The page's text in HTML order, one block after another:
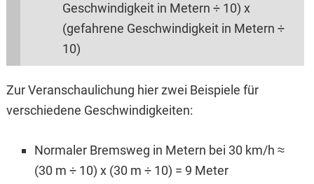
Geschwindigkeit in Metern ÷ 10) x
(gefahrene Geschwindigkeit in Metern ÷
10)
Zur Veranschaulichung hier zwei Beispiele für
verschiedene Geschwindigkeiten:
Normaler Bremsweg in Metern bei 30 km/h ≈
(30 m ÷ 10) x (30 m ÷ 10) = 9 Meter